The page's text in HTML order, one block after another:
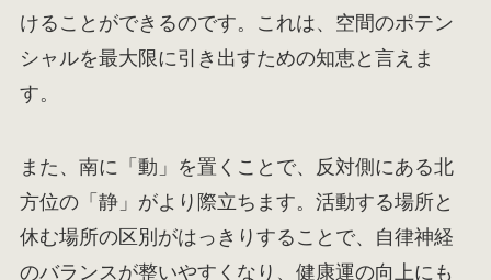
けることができるのです。これは、空間のポテン
シャルを最大限に引き出すための知恵と言えま
す。
また、南に「動」を置くことで、反対側にある北
方位の「静」がより際立ちます。活動する場所と
休む場所の区別がはっきりすることで、自律神経
のバランスが整いやすくなり、健康運の向上にも